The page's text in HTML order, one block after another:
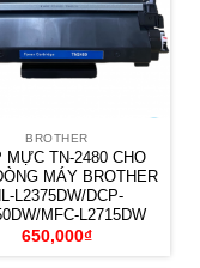
BROTHER
MỰC TN-2480 CHO
MÁY BROTHER
L2375DW/DCP-
MFC-L2715DW
650,000₫